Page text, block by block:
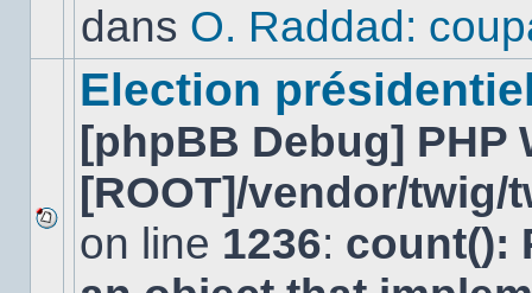
dansdans O. Raddad:
Aucun
nouveau
message
Election
[phpBB Debug] PHP
[ROOT]/vendor/
on line 1236: count():